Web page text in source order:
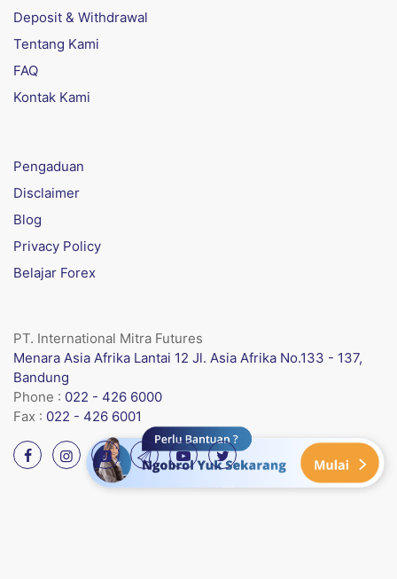
Deposit & Withdrawal
Tentang Kami
FAQ
Kontak Kami
Pengaduan
Disclaimer
Blog
Privacy Policy
Belajar Forex
PT. International Mitra Futures
Menara Asia Afrika Lantai 12 Jl. Asia Afrika No.133 - 137,
Bandung
Phone : 022 - 426 6000
Fax : 022 - 426 6001